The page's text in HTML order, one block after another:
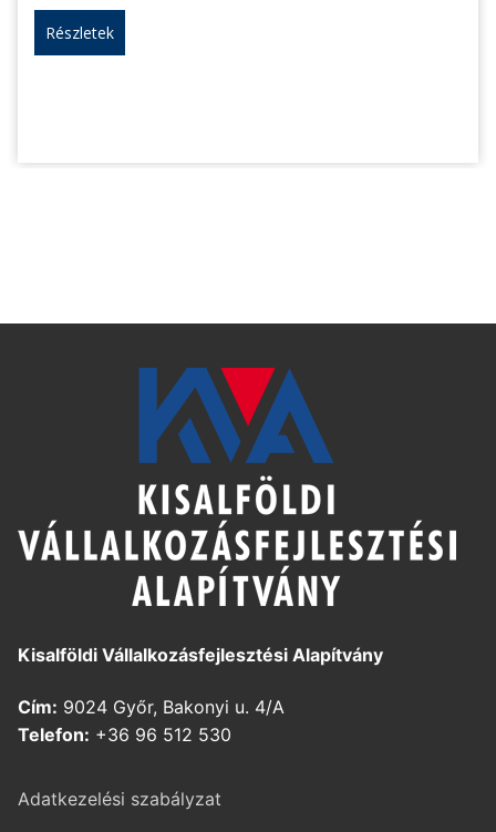
Részletek
Kisalföldi Vállalkozásfejlesztési Alapítvány
Cím: 9024 Győr, Bakonyi u. 4/A
Telefon: +36 96 512 530
Adatkezelési szabályzat